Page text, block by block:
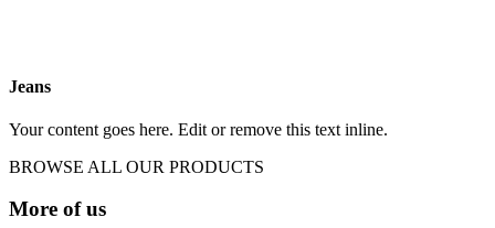
Jeans
Your content goes here. Edit or remove this text inline.
BROWSE ALL OUR PRODUCTS
More of us